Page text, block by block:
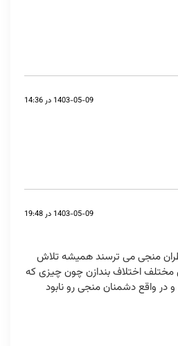
1403-05-09 در 14:36
1403-05-09 در 19:48
منجی می ترسند همیشه تلاش
مختلف اختلاف بندازن چون چیزی که
در واقع دشمنان منجی رو نابود